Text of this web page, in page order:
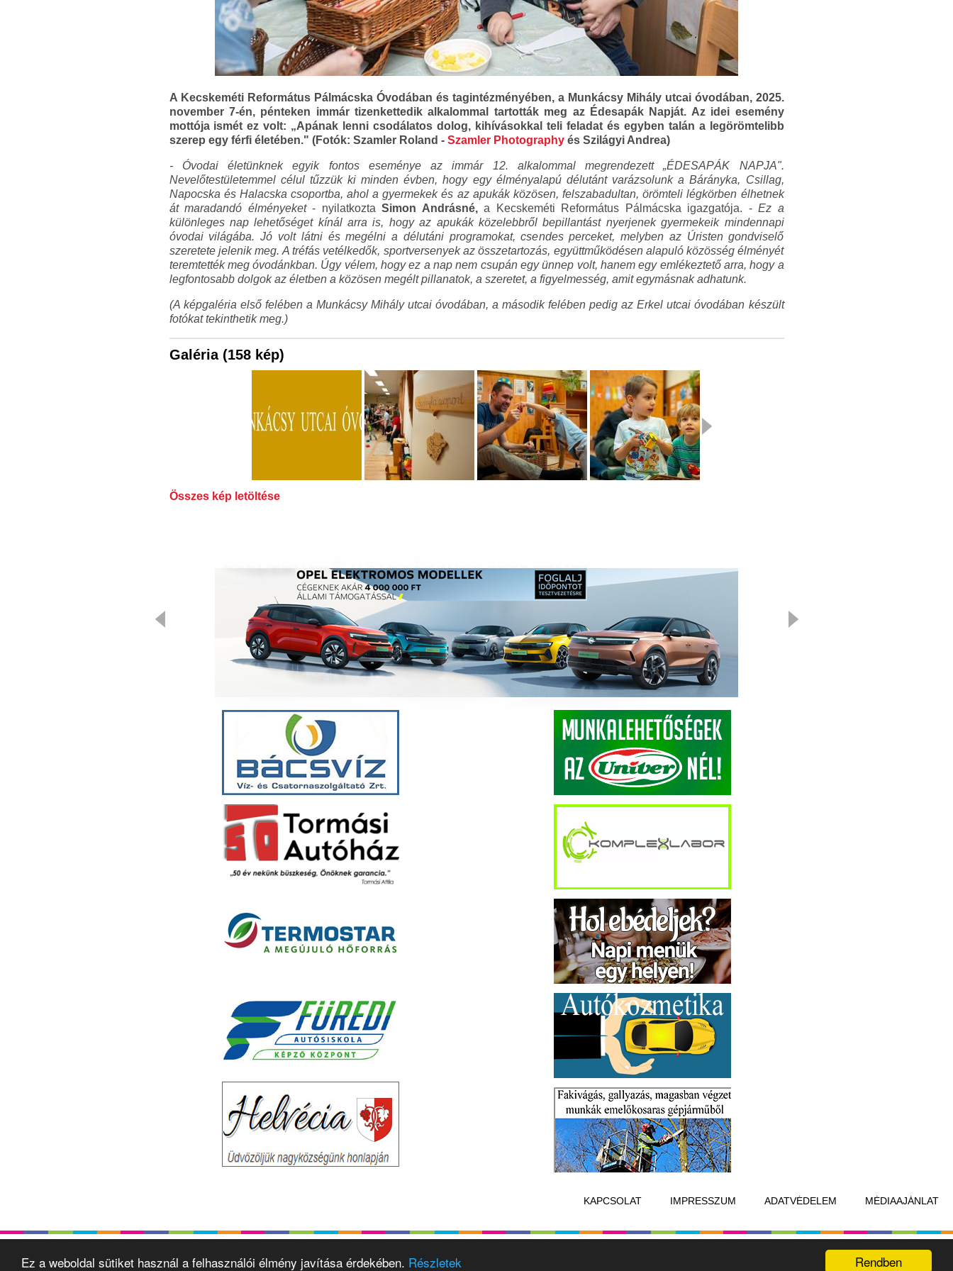
Rendben
Ez a weboldal sütiket használ a felhasználói élmény javítása érdekében. Részletek
A Kecskeméti Református Pálmácska Óvodában és tagintézményében, a Munkácsy Mihály utcai óvodában, 2025.
november 7-én, pénteken immár tizenkettedik alkalommal tartották meg az Édesapák Napját. Az idei esemény
mottója ismét ez volt: „Apának lenni csodálatos dolog, kihívásokkal teli feladat és egyben talán a legörömtelibb
szerep egy férfi életében." (Fotók: Szamler Roland - Szamler Photographyés Szilágyi Andrea)
- Óvodai életünknek egyik fontos eseménye az immár 12. alkalommal megrendezett „ÉDESAPÁK NAPJA".
Nevelőtestületemmel célul tűzzük ki minden évben, hogy egy élményalapú délutánt varázsolunk a Bárányka, Csillag,
Napocska és Halacska csoportba, ahol a gyermekek és az apukák közösen, felszabadultan, örömteli légkörben élhetnek
át maradandó élményeket- nyilatkozta Simon Andrásné,a Kecskeméti Református Pálmácska igazgatója. -Ez a
különleges nap lehetőséget kínál arra is, hogy az apukák közelebbről bepillantást nyerjenek gyermekeik mindennapi
óvodai világába. Jó volt látni és megélni a délutáni programokat, csendes perceket, melyben az Úristen gondviselő
szeretete jelenik meg. A tréfás vetélkedők, sportversenyek az összetartozás, együttműködésen alapuló közösség élményét
teremtették meg óvodánkban. Úgy vélem, hogy ez a nap nem csupán egy ünnep volt, hanem egy emlékeztető arra, hogy a
legfontosabb dolgok az életben a közösen megélt pillanatok, a szeretet, a figyelmesség, amit egymásnak adhatunk.
(A képgaléria első felében a Munkácsy Mihály utcai óvodában, a második felében pedig az Erkel utcai óvodában készült
fotókat tekinthetik meg.)
Galéria (158 kép)
Összes kép letöltése
KAPCSOLAT IMPRESSZUM ADATVÉDELEM MÉDIAAJÁNLAT